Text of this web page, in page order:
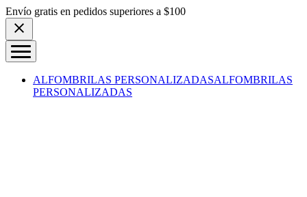
Skip to content
Envío gratis en pedidos superiores a $100
ALFOMBRILAS PERSONALIZADASALFOMBRILAS
PERSONALIZADAS